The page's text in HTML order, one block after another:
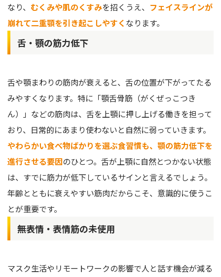
なり、 むくみや肌のくすみを招くうえ、 フェイスラインが
崩れて二重顎を引き起こしやすく なります。
舌・顎の筋力低下
舌や顎まわりの筋肉が衰えると、舌の位置が下がってたる
みやすくなります。特に「顎舌骨筋（がくぜっこつき
ん）」などの筋肉は、舌を上顎に押し上げる働きを担って
おり、日常的にあまり使わないと自然に弱っていきます。
やわらかい食べ物ばかりを選ぶ食習慣も、顎の筋力低下を
進行させる要因のひとつ。舌が上顎に自然とつかない状態
は、すでに筋力が低下しているサインと言えるでしょう。
年齢とともに衰えやすい筋肉だからこそ、意識的に使うこ
とが重要です。
無表情・表情筋の未使用
マスク生活やリモートワークの影響で人と話す機会が減る